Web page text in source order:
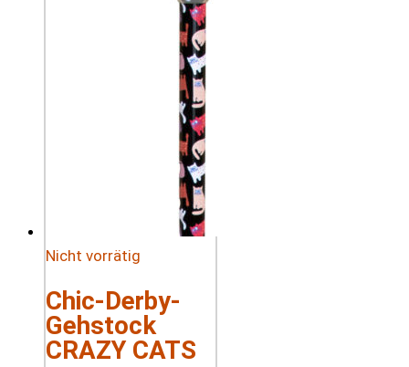
Nicht vorrätig
Chic-Derby-
Gehstock
CRAZY CATS